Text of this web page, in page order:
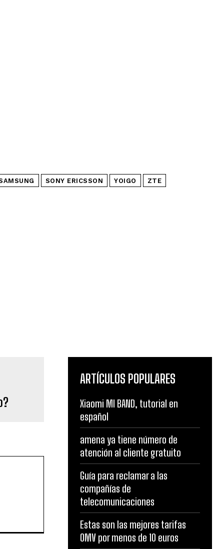
SONY ERICSSON YOIGO ZTE
ARTÍCULOS POPULARES
Xiaomi MI BAND, tutorial en
español
amena ya tiene número de
atención al cliente gratuito
Guía para reclamar a las
compañías de
telecomunicaciones
Estas son las mejores tarifas
OMV por menos de 10 euros